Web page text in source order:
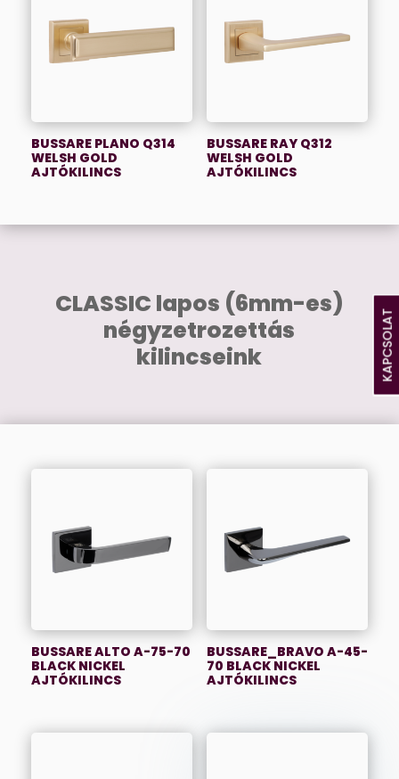
BUSSARE PLANO Q314
WELSH GOLD
AJTÓKILINCS
BUSSARE RAY Q312
WELSH GOLD
AJTÓKILINCS
CLASSIC lapos (6mm-es)
négyzetrozettás
kilincseink
BUSSARE ALTO A-75-70
BLACK NICKEL
AJTÓKILINCS
BUSSARE_BRAVO A-45-
70 BLACK NICKEL
AJTÓKILINCS
KAPCSOLAT